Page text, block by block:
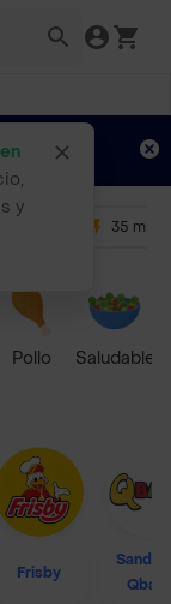
y
TyC
35 mins
Pollo Saludable
Frisby